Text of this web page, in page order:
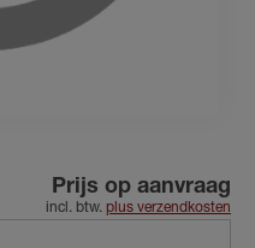
Prijs op aanvraag
incl. btw. plus verzendkosten